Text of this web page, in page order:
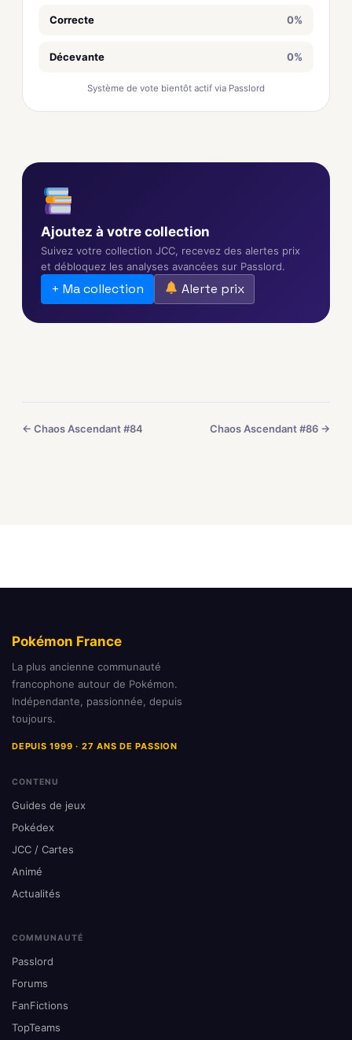
Correcte 0%
Décevante 0%
Système de vote bientôt actif via Passlord
Ajoutez à votre collection
Suivez votre collection JCC, recevez des alertes prix
et débloquez les analyses avancées sur Passlord.
+ Ma collection Alerte prix
← Chaos Ascendant #84 Chaos Ascendant #86 →
Pokémon France
La plus ancienne communauté
francophone autour de Pokémon.
Indépendante, passionnée, depuis
toujours.
DEPUIS 1999 · 27 ANS DE PASSION
CONTENU
Guides de jeux
Pokédex
JCC / Cartes
Animé
Actualités
COMMUNAUTÉ
Passlord
Forums
FanFictions
TopTeams